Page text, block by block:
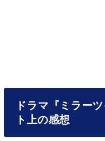
ドラマ『ミラー
ト上の感想